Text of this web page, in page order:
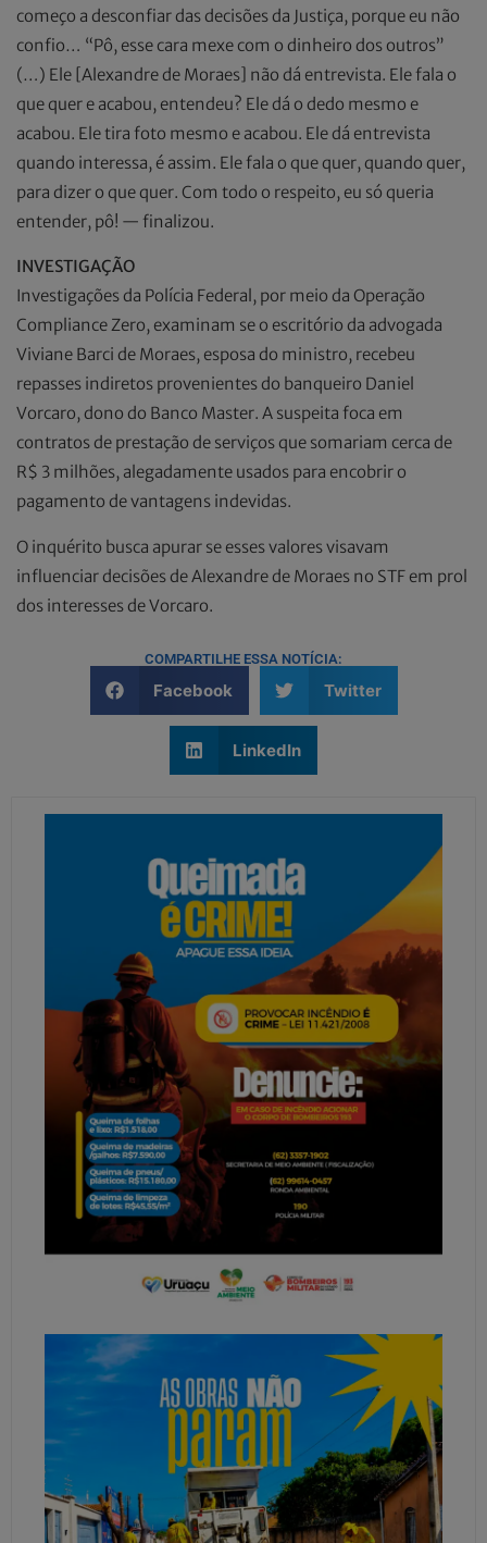
começo a desconfiar das decisões da Justiça, porque eu não
confio… “Pô, esse cara mexe com o dinheiro dos outros”
(…) Ele [Alexandre de Moraes] não dá entrevista. Ele fala o
que quer e acabou, entendeu? Ele dá o dedo mesmo e
acabou. Ele tira foto mesmo e acabou. Ele dá entrevista
quando interessa, é assim. Ele fala o que quer, quando quer,
para dizer o que quer. Com todo o respeito, eu só queria
entender, pô! — finalizou.
INVESTIGAÇÃO
Investigações da Polícia Federal, por meio da Operação
Compliance Zero, examinam se o escritório da advogada
Viviane Barci de Moraes, esposa do ministro, recebeu
repasses indiretos provenientes do banqueiro Daniel
Vorcaro, dono do Banco Master. A suspeita foca em
contratos de prestação de serviços que somariam cerca de
R$ 3 milhões, alegadamente usados para encobrir o
pagamento de vantagens indevidas.
O inquérito busca apurar se esses valores visavam
influenciar decisões de Alexandre de Moraes no STF em prol
dos interesses de Vorcaro.
COMPARTILHE ESSA NOTÍCIA:
Facebook Twitter
LinkedIn